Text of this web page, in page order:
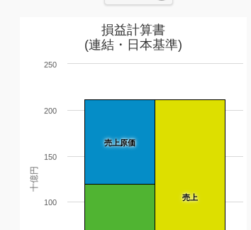
十億円
損益計算書
(連結・日本基準)
売上原価
売上
100
150
200
250